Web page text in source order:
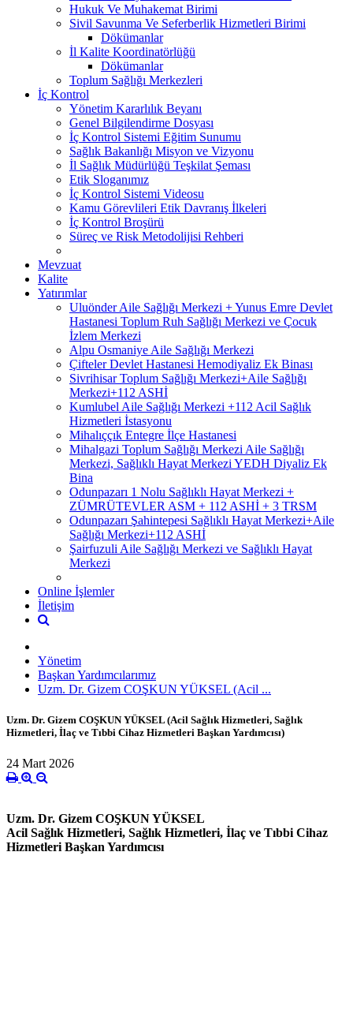
Hukuk Ve Muhakemat Birimi
Sivil Savunma Ve Seferberlik Hizmetleri Birimi
Dökümanlar
İl Kalite Koordinatörlüğü
Dökümanlar
Toplum Sağlığı Merkezleri
İç Kontrol
Yönetim Kararlılık Beyanı
Genel Bilgilendirme Dosyası
İç Kontrol Sistemi Eğitim Sunumu
Sağlık Bakanlığı Misyon ve Vizyonu
İl Sağlık Müdürlüğü Teşkilat Şeması
Etik Sloganımız
İç Kontrol Sistemi Videosu
Kamu Görevlileri Etik Davranış İlkeleri
İç Kontrol Broşürü
Süreç ve Risk Metodolijisi Rehberi
Mevzuat
Kalite
Yatırımlar
Uluönder Aile Sağlığı Merkezi + Yunus Emre Devlet
Hastanesi Toplum Ruh Sağlığı Merkezi ve Çocuk
İzlem Merkezi
Alpu Osmaniye Aile Sağlığı Merkezi
Çifteler Devlet Hastanesi Hemodiyaliz Ek Binası
Sivrihisar Toplum Sağlığı Merkezi+Aile Sağlığı
Merkezi+112 ASHİ
Kumlubel Aile Sağlığı Merkezi +112 Acil Sağlık
Hizmetleri İstasyonu
Mihalıççık Entegre İlçe Hastanesi
Mihalgazi Toplum Sağlığı Merkezi Aile Sağlığı
Merkezi, Sağlıklı Hayat Merkezi YEDH Diyaliz Ek
Bina
Odunpazarı 1 Nolu Sağlıklı Hayat Merkezi +
ZÜMRÜTEVLER ASM + 112 ASHİ + 3 TRSM
Odunpazarı Şahintepesi Sağlıklı Hayat Merkezi+Aile
Sağlığı Merkezi+112 ASHİ
Şairfuzuli Aile Sağlığı Merkezi ve Sağlıklı Hayat
Merkezi
Online İşlemler
İletişim
Yönetim
Başkan Yardımcılarımız
Uzm. Dr. Gizem COŞKUN YÜKSEL (Acil ...
Uzm. Dr. Gizem COŞKUN YÜKSEL (Acil Sağlık Hizmetleri, Sağlık
Hizmetleri, İlaç ve Tıbbi Cihaz Hizmetleri Başkan Yardımcısı)
24 Mart 2026
Uzm. Dr. Gizem COŞKUN YÜKSEL
Acil Sağlık Hizmetleri, Sağlık Hizmetleri, İlaç ve Tıbbi Cihaz
Hizmetleri Başkan Yardımcısı